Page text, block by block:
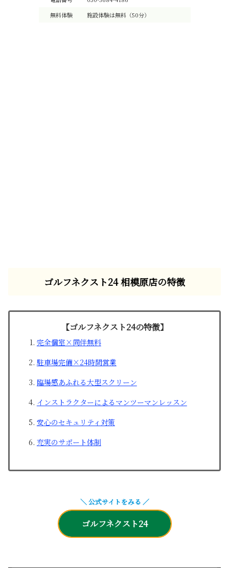
無料体験
施設体験は無料（50分）
ゴルフネクスト24 相模原店の特徴
【ゴルフネクスト24の特徴】
完全個室×同伴無料
駐車場完備×24時間営業
臨場感あふれる大型スクリーン
インストラクターによるマンツーマンレッスン
安心のセキュリティ対策
充実のサポート体制
＼ 公式サイトをみる ／
ゴルフネクスト24